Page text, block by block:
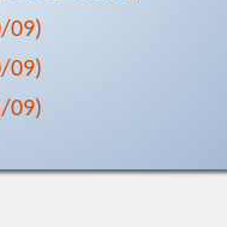
09)
09)
09)